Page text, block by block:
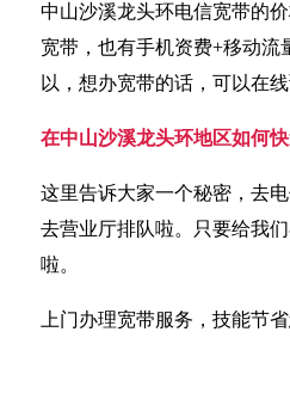
中山沙溪龙头环电信宽带的
宽带，也有手机资费+移动
以，想办宽带的话，可以在
在中山沙溪龙头环地区如何
这里告诉大家一个秘密，去
去营业厅排队啦。只要给我
啦。
上门办理宽带服务，技能节